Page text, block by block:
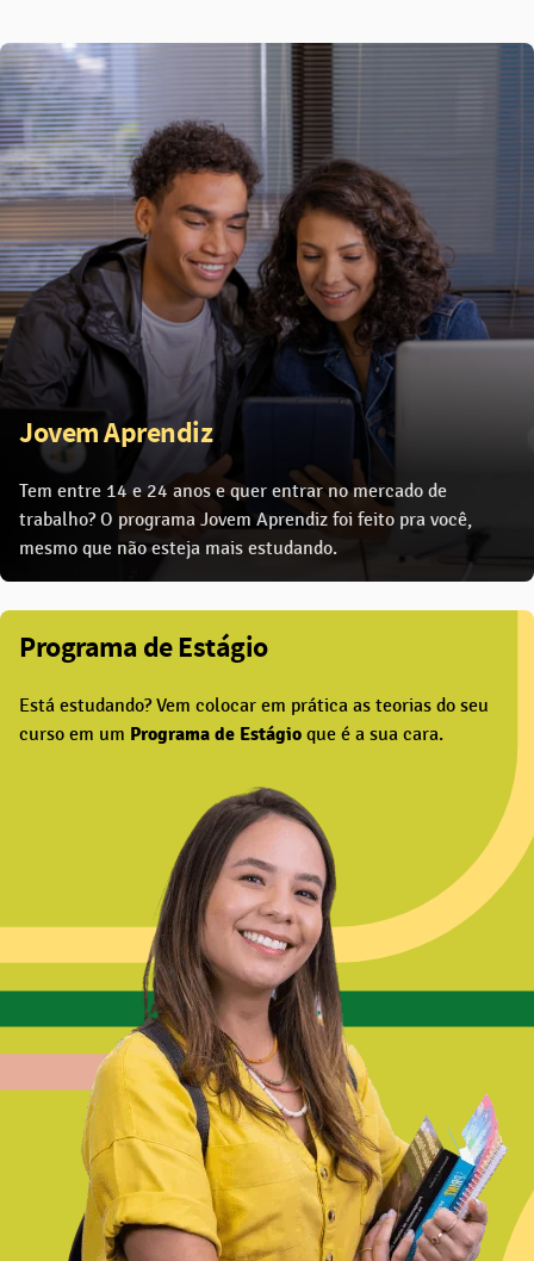
Jovem Aprendiz
Tem entre 14 e 24 anos e quer entrar no mercado de
trabalho? O programa Jovem Aprendiz foi feito pra você,
mesmo que não esteja mais estudando.
Programa de Estágio
Está estudando? Vem colocar em prática as teorias do seu
curso em um Programa de Estágio que é a sua cara.